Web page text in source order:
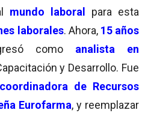
mundo laboral
para esta
laborales. Ahora, 15 años
como analista en
y Desarrollo. Fue
coordinadora de Recursos
Eurofarma, y reemplazar